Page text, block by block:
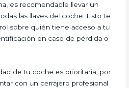
es recomendable llevar un
las llaves del coche. Esto te
sobre quién tiene acceso a tu
en caso de pérdida o
de tu coche es prioritaria, por
con un cerrajero profesional